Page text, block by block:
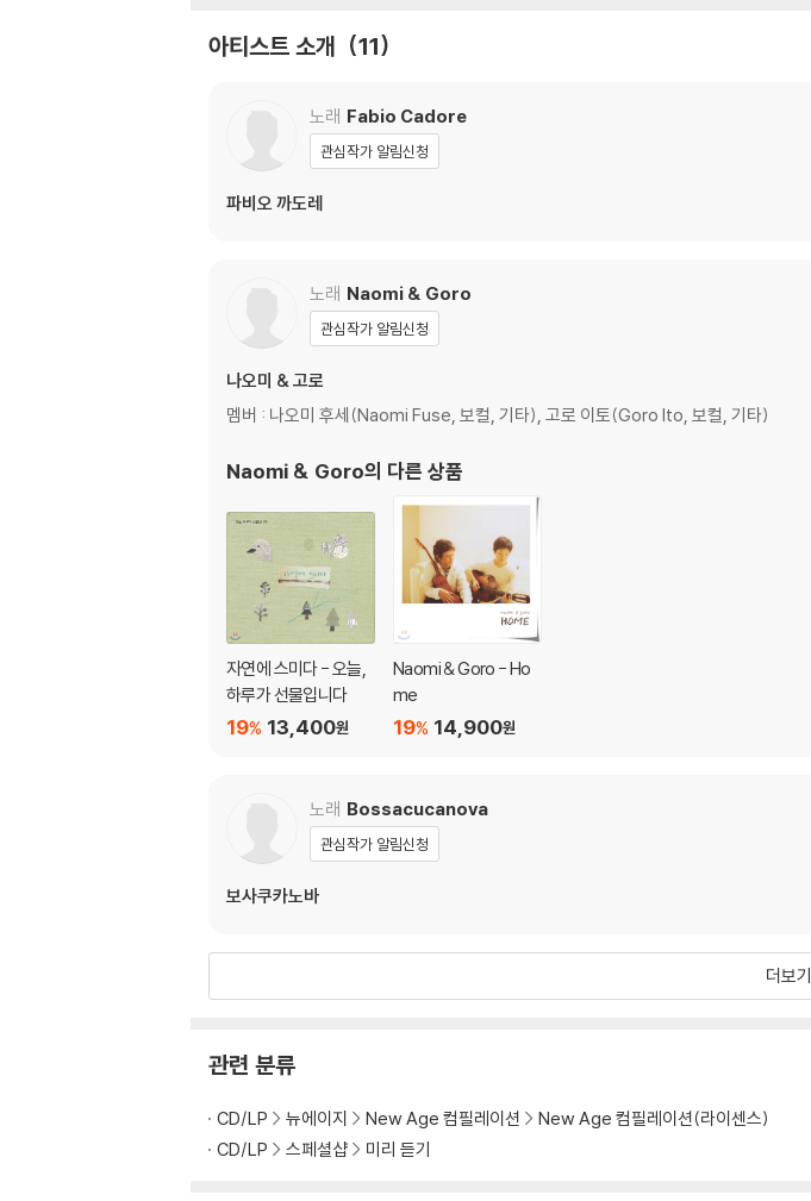
아티스트 소개 11
노래 Fabio Cadore
관심작가 알림신청
파비오 까도레
노래 Naomi & Goro
관심작가 알림신청
나오미 & 고로
멤버 : 나오미 후세(Naomi Fuse, 보컬, 기타), 고로 이토(Goro Ito, 보컬, 기타)
Naomi & Goro의 다른 상품
자연에 스미다 - 오늘,
하루가 선물입니다
13,400원
19%
Naomi & Goro - Ho
me
14,900원
19%
노래 Bossacucanova
관심작가 알림신청
보사쿠카노바
더보기
관련 분류
CD/LP 뉴에이지 New Age 컴필레이션
New Age 컴필레이션(라이센스)
CD/LP
스페셜샵 미리 듣기